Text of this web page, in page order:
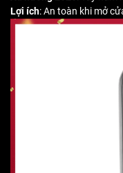
Lợi ích: An toàn khi mở